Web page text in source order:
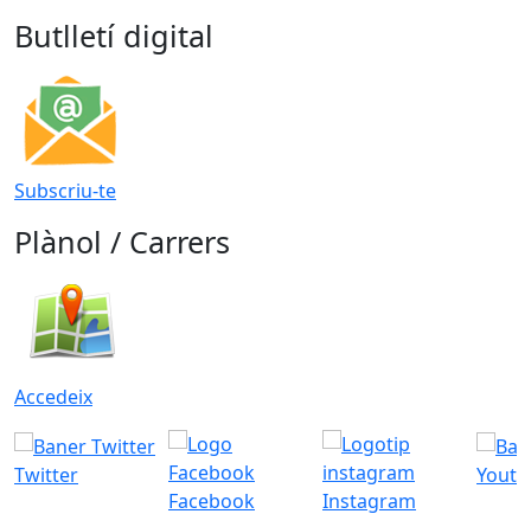
Butlletí digital
Subscriu-te
Plànol / Carrers
Accedeix
Twitter
Facebook
Instagram